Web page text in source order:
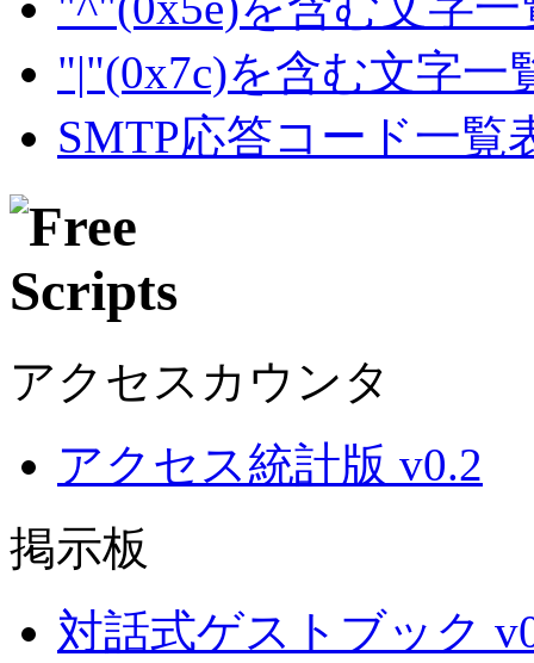
"|"(0x7c)を含む文字一
SMTP応答コード一覧
アクセスカウンタ
アクセス統計版 v0.2
掲示板
対話式ゲストブック